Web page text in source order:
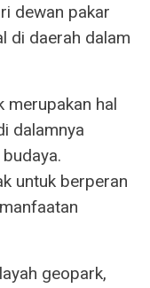
dewan pakar
di daerah dalam
merupakan hal
dalamnya
untuk berperan
geopark,